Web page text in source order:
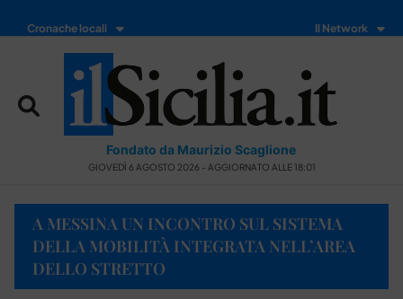
Cronache locali Il Network
Fondato da Maurizio Scaglione
GIOVEDÌ 6 AGOSTO 2026 - AGGIORNATO ALLE 18:01
A MESSINA UN INCONTRO SUL SISTEMA
DELLA MOBILITÀ INTEGRATA NELL’AREA
DELLO STRETTO